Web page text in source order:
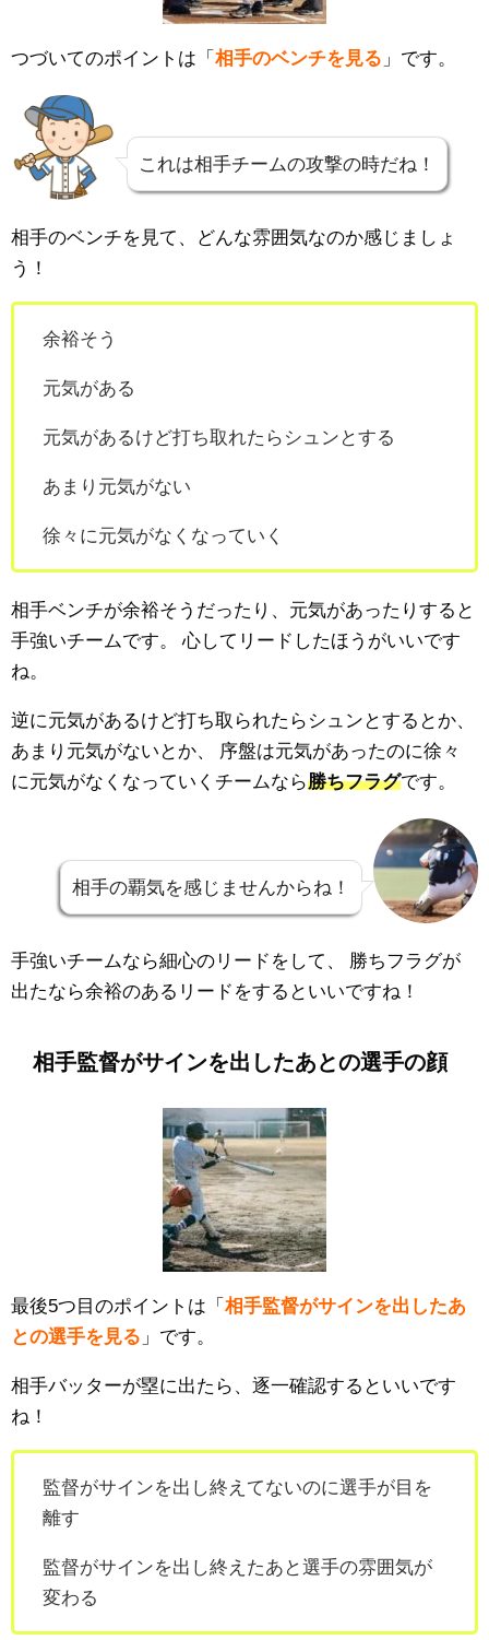
つづいてのポイントは「 相手のベンチを見る 」です。
これは相手チームの攻撃の時だね！
相手のベンチを見て、どんな雰囲気なのか感じましょ
う！
余裕そう
元気がある
元気があるけど打ち取れたらシュンとする
あまり元気がない
徐々に元気がなくなっていく
相手ベンチが余裕そうだったり、元気があったりすると
手強いチームです。
心してリードしたほうがいいです
ね。
逆に元気があるけど打ち取られたらシュンとするとか、
あまり元気がないとか、
序盤は元気があったのに徐々
に元気がなくなっていくチームなら勝ちフラグです。
相手の覇気を感じませんからね！
手強いチームなら細心のリードをして、
勝ちフラグが
出たなら余裕のあるリードをするといいですね！
相手監督がサインを出したあとの選手の顔
最後5つ目のポイントは「 相手監督がサインを出したあ
との選手を見る 」です。
相手バッターが塁に出たら、逐一確認するといいです
ね！
監督がサインを出し終えてないのに選手が目を
離す
監督がサインを出し終えたあと選手の雰囲気が
変わる